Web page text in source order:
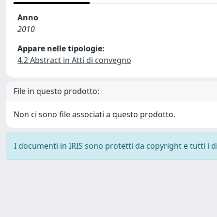
Anno
2010
Appare nelle tipologie:
4.2 Abstract in Atti di convegno
File in questo prodotto:
Non ci sono file associati a questo prodotto.
I documenti in IRIS sono protetti da copyright e tutti i